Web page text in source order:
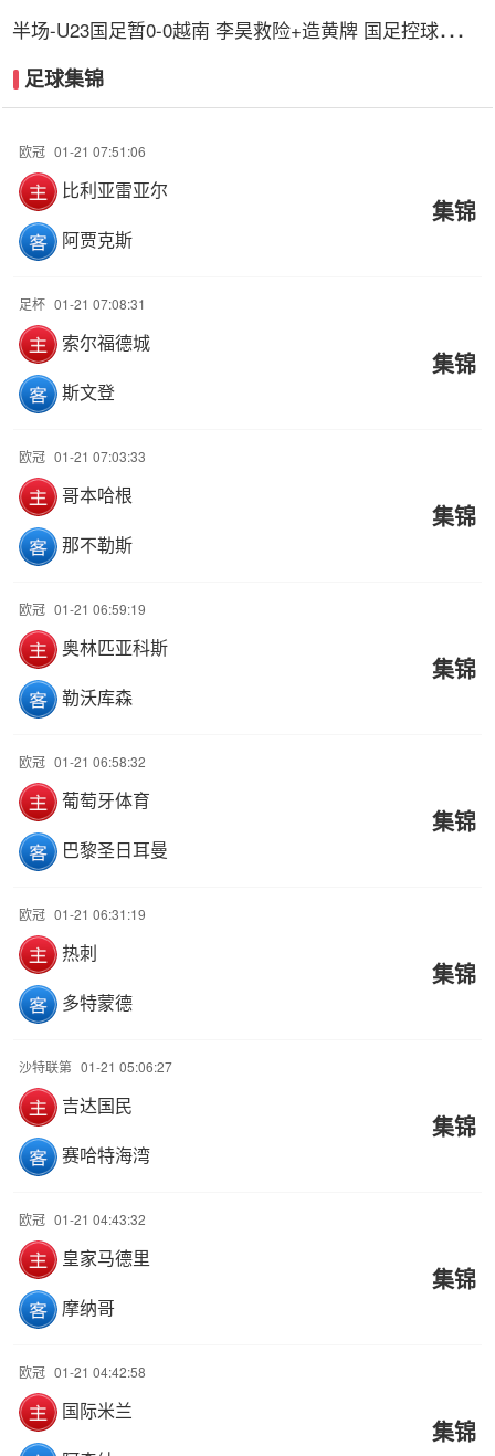
半场-U23国足暂0-0越南 李昊救险+造黄牌 国足控球超6
足球集锦
欧冠 01-21 07:51:06
比利亚雷亚尔
阿贾克斯
集锦
足杯 01-21 07:08:31
索尔福德城
斯文登
集锦
欧冠 01-21 07:03:33
哥本哈根
那不勒斯
集锦
欧冠 01-21 06:59:19
奥林匹亚科斯
勒沃库森
集锦
欧冠 01-21 06:58:32
葡萄牙体育
巴黎圣日耳曼
集锦
欧冠 01-21 06:31:19
热刺
多特蒙德
集锦
沙特联第 01-21 05:06:27
吉达国民
赛哈特海湾
集锦
欧冠 01-21 04:43:32
皇家马德里
摩纳哥
集锦
欧冠 01-21 04:42:58
国际米兰
集锦